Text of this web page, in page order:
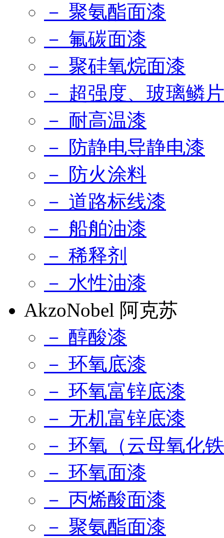
－ 聚氨酯面漆
－ 氟碳面漆
－ 聚硅氧烷面漆
－ 超强度、玻璃鳞
－ 耐高温漆
－ 防静电导静电漆
－ 防火涂料
－ 道路标线漆
－ 船舶油漆
－ 稀释剂
－ 水性油漆
AkzoNobel 阿克苏
－ 醇酸漆
－ 环氧底漆
－ 环氧富锌底漆
－ 无机富锌底漆
－ 环氧（云母氧化
－ 环氧面漆
－ 丙烯酸面漆
－ 聚氨酯面漆